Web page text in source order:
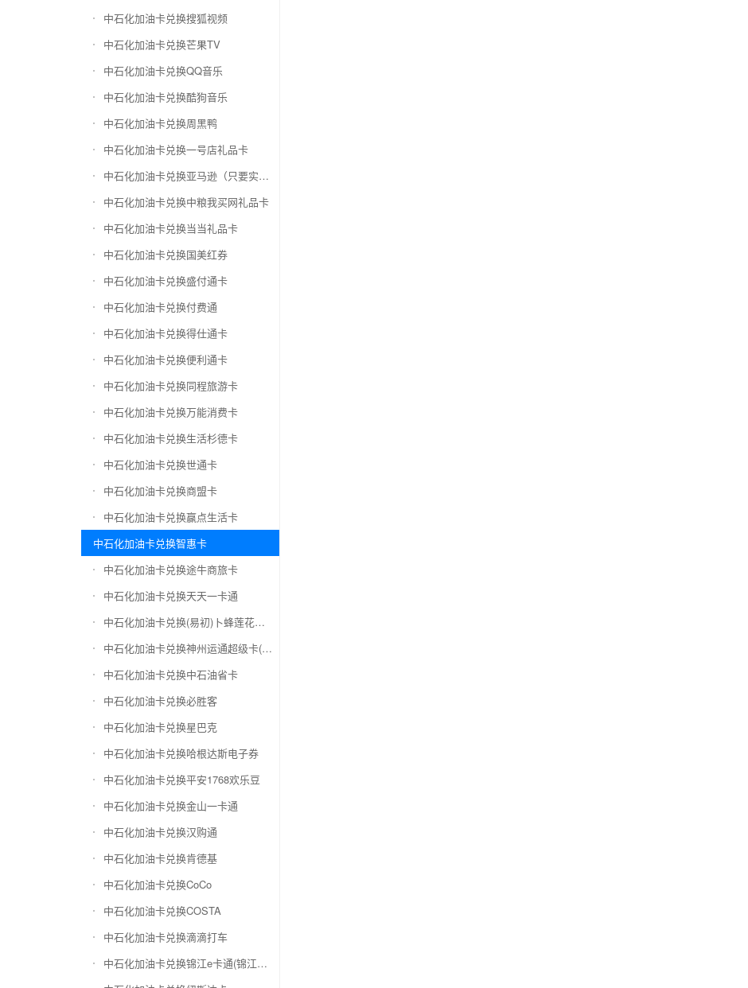
中石化加油卡兑换搜狐视频
中石化加油卡兑换芒果TV
中石化加油卡兑换QQ音乐
中石化加油卡兑换酷狗音乐
中石化加油卡兑换周黑鸭
中石化加油卡兑换一号店礼品卡
中石化加油卡兑换亚马逊（只要实体卡）
中石化加油卡兑换中粮我买网礼品卡
中石化加油卡兑换当当礼品卡
中石化加油卡兑换国美红券
中石化加油卡兑换盛付通卡
中石化加油卡兑换付费通
中石化加油卡兑换得仕通卡
中石化加油卡兑换便利通卡
中石化加油卡兑换同程旅游卡
中石化加油卡兑换万能消费卡
中石化加油卡兑换生活杉德卡
中石化加油卡兑换世通卡
中石化加油卡兑换商盟卡
中石化加油卡兑换赢点生活卡
中石化加油卡兑换智惠卡
中石化加油卡兑换途牛商旅卡
中石化加油卡兑换天天一卡通
中石化加油卡兑换(易初)卜蜂莲花礼品卡
中石化加油卡兑换神州运通超级卡(运通网购卡)
中石化加油卡兑换中石油省卡
中石化加油卡兑换必胜客
中石化加油卡兑换星巴克
中石化加油卡兑换哈根达斯电子券
中石化加油卡兑换平安1768欢乐豆
中石化加油卡兑换金山一卡通
中石化加油卡兑换汉购通
中石化加油卡兑换肯德基
中石化加油卡兑换CoCo
中石化加油卡兑换COSTA
中石化加油卡兑换滴滴打车
中石化加油卡兑换锦江e卡通(锦江一卡通)